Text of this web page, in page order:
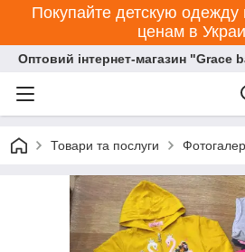
Покупайте детскую
ценам в
Оптовий інтернет-магазин "Grace
Товари та послуги